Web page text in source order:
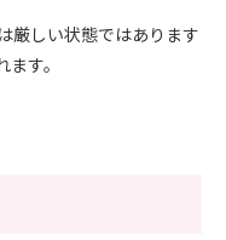
厳しい状態ではあります
す。